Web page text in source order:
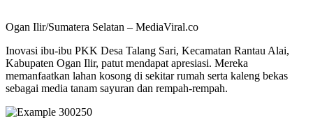
Ogan Ilir/Sumatera Selatan – MediaViral.co
Inovasi ibu-ibu PKK Desa Talang Sari, Kecamatan Rantau Alai,
Kabupaten Ogan Ilir, patut mendapat apresiasi. Mereka
memanfaatkan lahan kosong di sekitar rumah serta kaleng bekas
sebagai media tanam sayuran dan rempah-rempah.